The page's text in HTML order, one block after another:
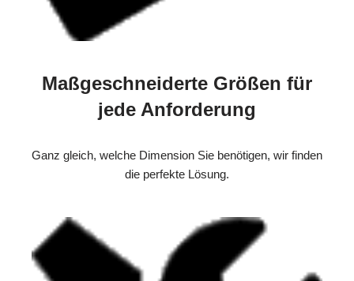
Maßgeschneiderte Größen für
jede Anforderung
Ganz gleich, welche Dimension Sie benötigen, wir finden
die perfekte Lösung.